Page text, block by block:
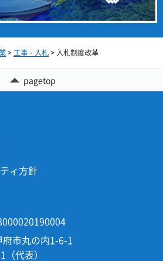
>工事・入札> 入札制度改革
pagetop
ィ方針
市丸の内1-6-1
代表）